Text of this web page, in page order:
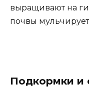
выращивают на
почвы
Подкормки и